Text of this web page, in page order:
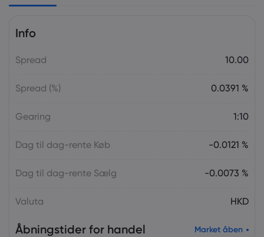
Info
Spread 10.00
Spread (%) 0.0391 %
Gearing 1:10
Dag til dag-rente Køb -0.0121 %
Dag til dag-rente Sælg -0.0073 %
Valuta HKD
Åbningstider for handel Market åben